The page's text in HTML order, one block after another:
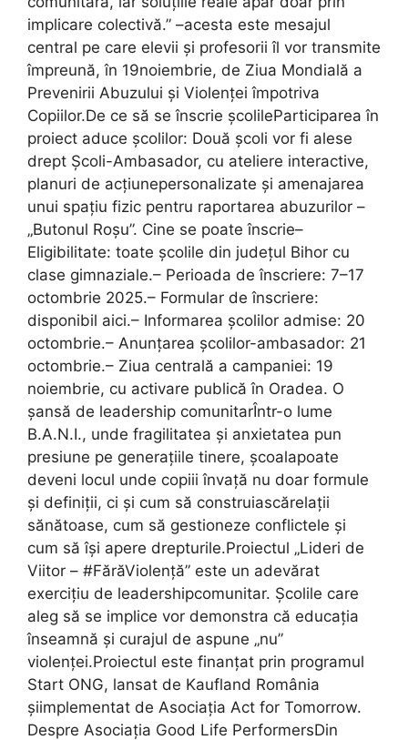
implicare colectivă.” –acesta este mesajul
central pe care elevii și profesorii îl vor transmite
împreună, în 19noiembrie, de Ziua Mondială a
Prevenirii Abuzului și Violenței împotriva
Copiilor.De ce să se înscrie școlileParticiparea în
proiect aduce școlilor: Două școli vor fi alese
drept Școli-Ambasador, cu ateliere interactive,
planuri de acțiunepersonalizate și amenajarea
unui spațiu fizic pentru raportarea abuzurilor –
„Butonul Roșu”. Cine se poate înscrie–
Eligibilitate: toate școlile din județul Bihor cu
clase gimnaziale.– Perioada de înscriere: 7–17
octombrie 2025.– Formular de înscriere:
disponibil aici.– Informarea școlilor admise: 20
octombrie.– Anunțarea școlilor-ambasador: 21
octombrie.– Ziua centrală a campaniei: 19
noiembrie, cu activare publică în Oradea. O
șansă de leadership comunitarÎntr-o lume
B.A.N.I., unde fragilitatea și anxietatea pun
presiune pe generațiile tinere, școalapoate
deveni locul unde copiii învață nu doar formule
și definiții, ci și cum să construiascărelații
sănătoase, cum să gestioneze conflictele și
cum să își apere drepturile.Proiectul „Lideri de
Viitor – #FărăViolență” este un adevărat
exercițiu de leadershipcomunitar. Școlile care
aleg să se implice vor demonstra că educația
înseamnă și curajul de aspune „nu”
violenței.Proiectul este finanțat prin programul
Start ONG, lansat de Kaufland România
șiimplementat de Asociația Act for Tomorrow.
Despre Asociația Good Life PerformersDin